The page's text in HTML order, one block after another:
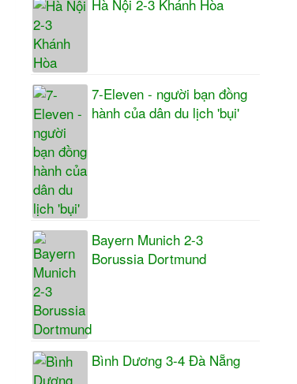
Hà Nội 2-3 Khánh Hòa
7-Eleven - người bạn đồng
hành của dân du lịch 'bụi'
Bayern Munich 2-3
Borussia Dortmund
Bình Dương 3-4 Đà Nẵng